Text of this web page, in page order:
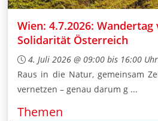
Wien: 4.7.2026: Wandertag
Solidarität Österreich
4. Juli 2026 @ 09:00 bis 16:00 Uhr
Raus in die Natur, gemeinsam
vernetzen – genau darum g ...
Themen